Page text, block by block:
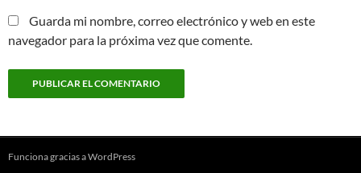
Guarda mi nombre, correo electrónico y web en este
navegador para la próxima vez que comente.
Funciona gracias a WordPress